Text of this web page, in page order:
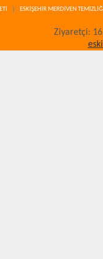
ESKİŞEHİR MERDİVEN
Ziyaretçi: